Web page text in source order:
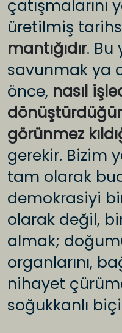
çatışmalarını
üretilmiş
mantığıdır. Bu
savunmak ya
önce, nasıl
görünmez
gerekir. Bizim
tam olarak
demokrasiyi
olarak değil,
almak;
organlarını,
nihayet
soğukkanlı